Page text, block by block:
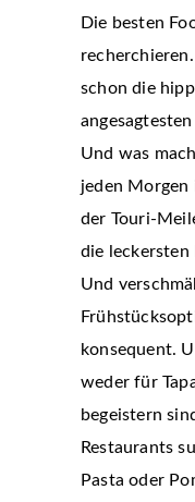
Die besten
schon die
Und was
jeden Morgen
der Touri-
die leckersten
Und
konsequent.
weder für
begeistern
Restaurants
Pasta oder